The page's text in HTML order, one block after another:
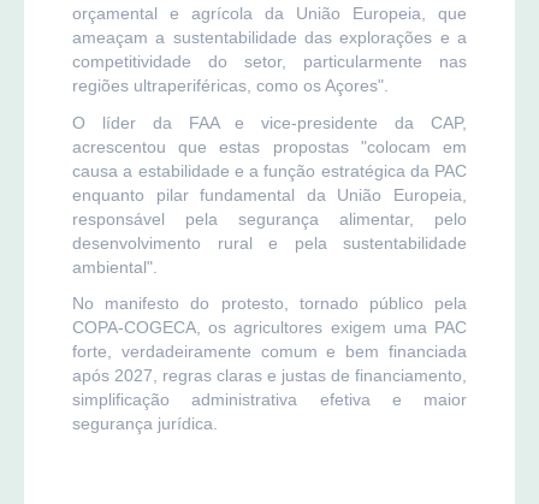
orçamental e agrícola da União Europeia, que
ameaçam a sustentabilidade das explorações e a
competitividade do setor, particularmente nas
regiões ultraperiféricas, como os Açores".
O líder da FAA e vice-presidente da CAP,
acrescentou que estas propostas "colocam em
causa a estabilidade e a função estratégica da PAC
enquanto pilar fundamental da União Europeia,
responsável pela segurança alimentar, pelo
desenvolvimento rural e pela sustentabilidade
ambiental".
No manifesto do protesto, tornado público pela
COPA-COGECA, os agricultores exigem uma PAC
forte, verdadeiramente comum e bem financiada
após 2027, regras claras e justas de financiamento,
simplificação administrativa efetiva e maior
segurança jurídica.